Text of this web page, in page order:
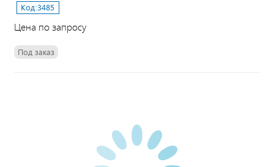
Код:3485
Цена по запросу
Под заказ